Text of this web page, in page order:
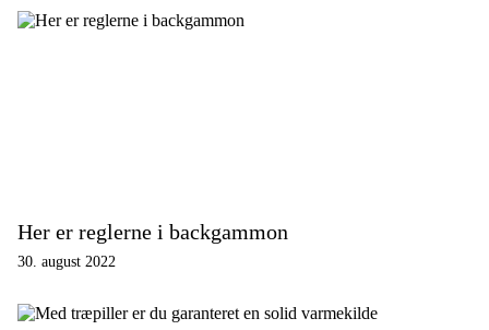
Her er reglerne i backgammon
30. august 2022